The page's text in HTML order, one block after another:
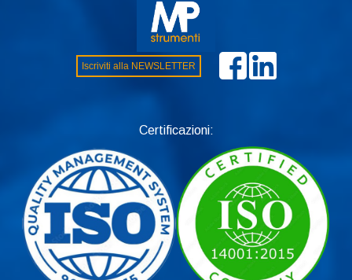
Iscriviti alla NEWSLETTER
Certificazioni: